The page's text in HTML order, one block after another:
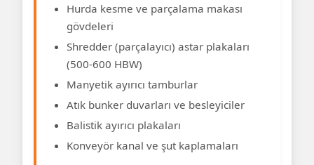
Hurda kesme ve parçalama makası
gövdeleri
Shredder (parçalayıcı) astar plakaları
(500-600 HBW)
Manyetik ayırıcı tamburlar
Atık bunker duvarları ve besleyiciler
Balistik ayırıcı plakaları
Konveyör kanal ve şut kaplamaları